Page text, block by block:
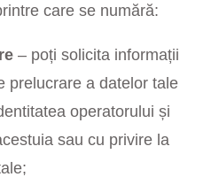
care se numără:
– poți solicita informații
prelucrare a datelor tale
operatorului și
sau cu privire la